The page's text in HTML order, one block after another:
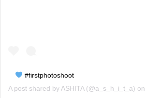
#firstphotoshoot
A post shared by ASHITA(@a_s_h_i_t_a) on